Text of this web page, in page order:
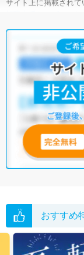
サイト上に掲載されて
に
岡山市南区の臨床検
積極採用中・残業
ニック・その他
他の条件でも人気の
いただくか、お気軽
全国の臨床検査技師求
無料転職支援サービス
グした上で求人をご提
ご希望条件がまだ定
い。
おすすめ